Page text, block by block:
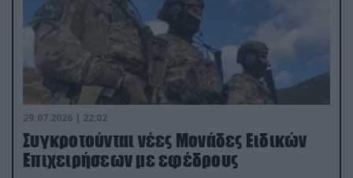
29.07.2026 | 22:02
Συγκροτούνται νέες Μονάδες Ειδικών
Επιχειρήσεων με εφέδρους